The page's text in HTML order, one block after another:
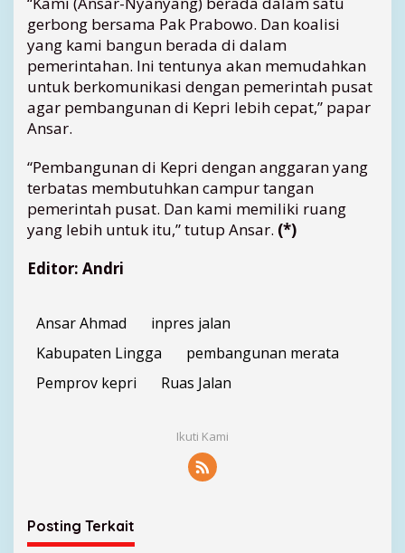
gerbong bersama Pak Prabowo. Dan koalisi
yang kami bangun berada di dalam
pemerintahan. Ini tentunya akan memudahkan
untuk berkomunikasi dengan pemerintah pusat
agar pembangunan di Kepri lebih cepat,” papar
Ansar.
“Pembangunan di Kepri dengan anggaran yang
terbatas membutuhkan campur tangan
pemerintah pusat. Dan kami memiliki ruang
yang lebih untuk itu,” tutup Ansar. (*)
Editor: Andri
Ansar Ahmad
inpres jalan
Kabupaten Lingga
pembangunan merata
Pemprov kepri
Ruas Jalan
Ikuti Kami
Posting Terkait